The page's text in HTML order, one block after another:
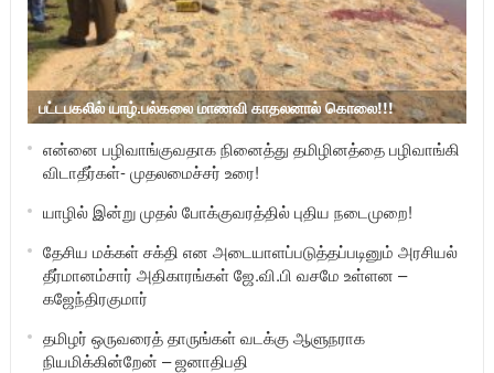
பட்டபகலில் யாழ்.பல்கலை மாணவி காதலனால் கொலை!!!
என்னை பழிவாங்குவதாக நினைத்து தமிழினத்தை பழிவாங்கி
விடாதீர்கள்- முதலமைச்சர் உரை!
யாழில் இன்று முதல் போக்குவரத்தில் புதிய நடைமுறை!
தேசிய மக்கள் சக்தி என அடையாளப்படுத்தப்படினும் அரசியல்
தீர்மானம்சார் அதிகாரங்கள் ஜே.வி.பி வசமே உள்ளன –
கஜேந்திரகுமார்
தமிழர் ஒருவரைத் தாருங்கள் வடக்கு ஆளுநராக
நியமிக்கின்றேன் – ஜனாதிபதி